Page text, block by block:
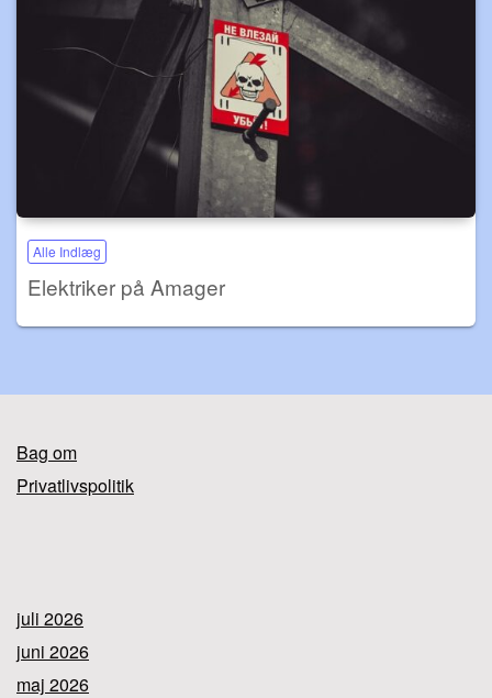
Alle Indlæg
Elektriker på Amager
Bag om
Privatlivspolitik
juli 2026
juni 2026
maj 2026